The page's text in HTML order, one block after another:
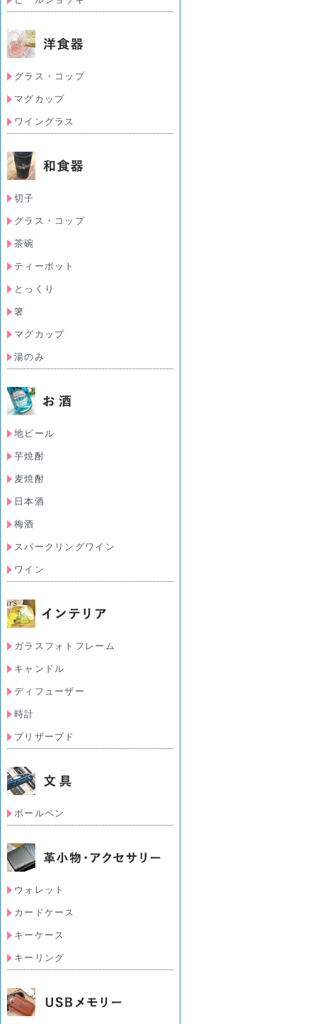
グラス・コップ
マグカップ
ワイングラス
切子
グラス・コップ
茶碗
ティーポット
とっくり
箸
マグカップ
湯のみ
地ビール
芋焼酎
麦焼酎
日本酒
梅酒
スパークリングワイン
ワイン
ガラスフォトフレーム
キャンドル
ディフューザー
時計
プリザーブド
ボールペン
ウォレット
カードケース
キーケース
キーリング